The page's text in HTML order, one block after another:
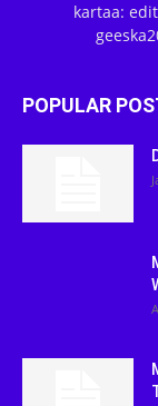
kartaa:
POPULAR